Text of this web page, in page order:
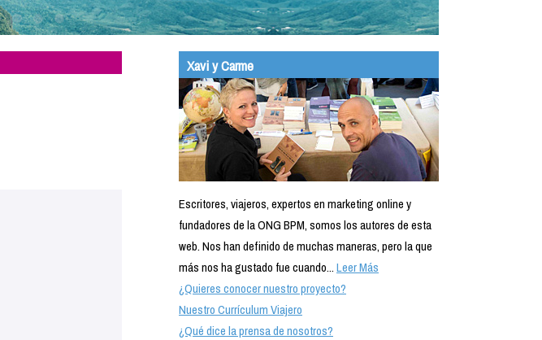
Xavi y Carme
Escritores, viajeros, expertos en marketing online y
fundadores de la ONG BPM, somos los autores de esta
web. Nos han definido de muchas maneras, pero la que
más nos ha gustado fue cuando...Leer Más
¿Quieres conocer nuestro proyecto?
Nuestro Currículum Viajero
¿Qué dice la prensa de nosotros?